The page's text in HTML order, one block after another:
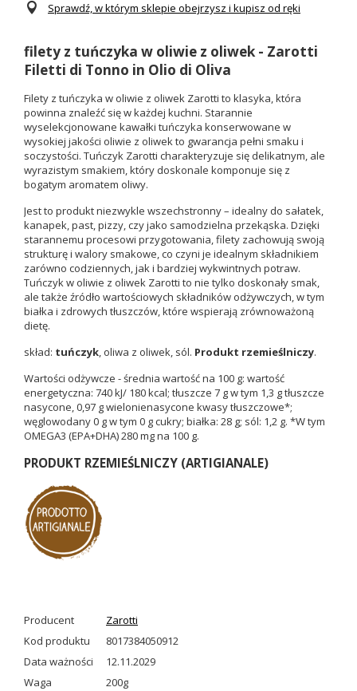
Sprawdź, w którym sklepie obejrzysz i kupisz od ręki
filety z tuńczyka w oliwie z oliwek - Zarotti
Filetti di Tonno in Olio di Oliva
Filety z tuńczyka w oliwie z oliwek Zarotti to klasyka, która
powinna znaleźć się w każdej kuchni. Starannie
wyselekcjonowane kawałki tuńczyka konserwowane w
wysokiej jakości oliwie z oliwek to gwarancja pełni smaku i
soczystości. Tuńczyk Zarotti charakteryzuje się delikatnym, ale
wyrazistym smakiem, który doskonale komponuje się z
bogatym aromatem oliwy.
Jest to produkt niezwykle wszechstronny – idealny do sałatek,
kanapek, past, pizzy, czy jako samodzielna przekąska. Dzięki
starannemu procesowi przygotowania, filety zachowują swoją
strukturę i walory smakowe, co czyni je idealnym składnikiem
zarówno codziennych, jak i bardziej wykwintnych potraw.
Tuńczyk w oliwie z oliwek Zarotti to nie tylko doskonały smak,
ale także źródło wartościowych składników odżywczych, w tym
białka i zdrowych tłuszczów, które wspierają zrównoważoną
dietę.
skład: tuńczyk, oliwa z oliwek, sól. Produkt rzemieślniczy.
Wartości odżywcze - średnia wartość na 100 g: wartość
energetyczna: 740 kJ/ 180 kcal; tłuszcze 7 g w tym 1,3 g tłuszcze
nasycone, 0,97 g wielonienasycone kwasy tłuszczowe*;
węglowodany 0 g w tym 0 g cukry; białka: 28 g; sól: 1,2 g. *W tym
OMEGA3 (EPA+DHA) 280 mg na 100 g.
PRODUKT RZEMIEŚLNICZY (ARTIGIANALE)
Producent
Zarotti
Kod produktu
8017384050912
Data ważności
12.11.2029
Waga
200g